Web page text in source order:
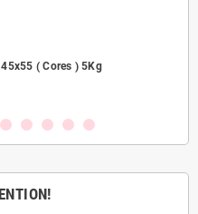
( Cores ) 5Kg